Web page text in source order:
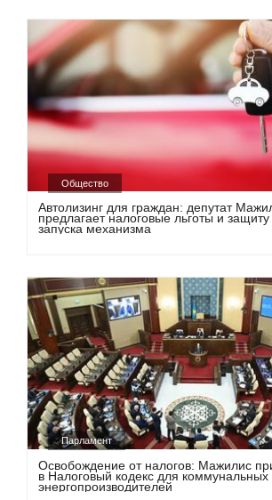
Общество
Автолизинг для граждан: депутат
предлагает налоговые льготы и
запуска механизма
Парламент
Освобождение от налогов: Мажилис
в Налоговый кодекс для коммунальных
энергопроизводителей